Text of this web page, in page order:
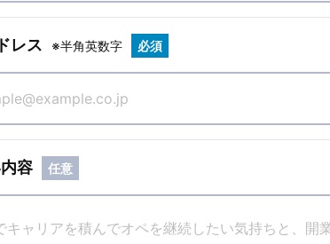
レス ※半角英数字 必須
容 任意